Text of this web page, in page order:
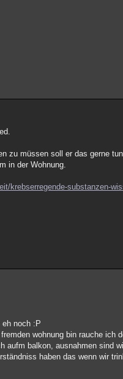
zu müssen soll er das gerne
in der Wohnung.
krebserregende-substanzen-
eh noch :P
wohnung bin rauche
aufm balkon, ausnahmen sind
haben das wenn wir